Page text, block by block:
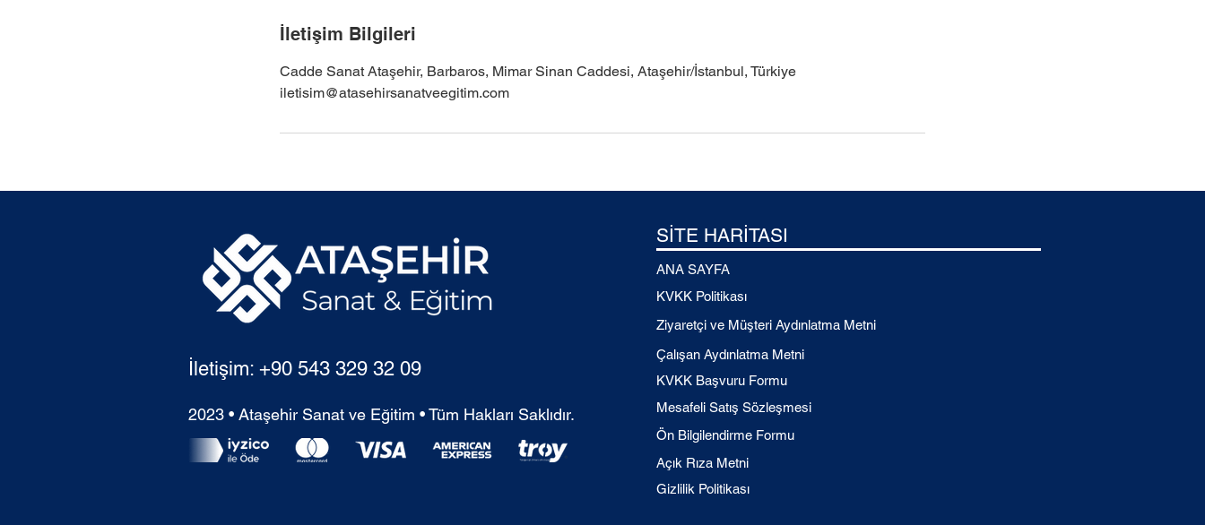
İletişim Bilgileri
Cadde Sanat Ataşehir, Barbaros, Mimar Sinan Caddesi, Ataşehir/İstanbul, Türkiye
iletisim@atasehirsanatveegitim.com
İletişim: +90 543 329 32 09
2023 • Ataşehir Sanat ve Eğitim • Tüm Hakları Saklıdır.
SİTE HARİTASI
ANA SAYFA
KVKK Politikası
Ziyaretçi ve Müşteri Aydınlatma Metni
Çalışan Aydınlatma Metni
KVKK Başvuru Formu
Mesafeli Satış Sözleşmesi
Ön Bilgilendirme Formu
Açık Rıza Metni
Gizlilik Politikası